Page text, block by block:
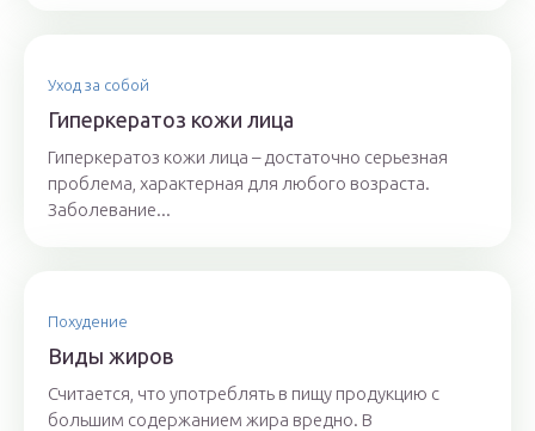
Уход за собой
Гиперкератоз кожи лица
Гиперкератоз кожи лица – достаточно серьезная
проблема, характерная для любого возраста.
Заболевание...
Похудение
Виды жиров
Считается, что употреблять в пищу продукцию с
большим содержанием жира вредно. В